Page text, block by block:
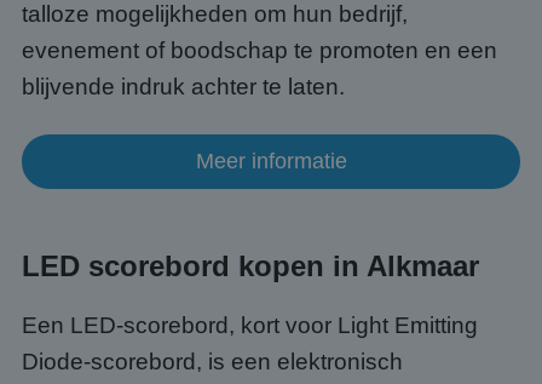
talloze mogelijkheden om hun bedrijf,
evenement of boodschap te promoten en een
blijvende indruk achter te laten.
Meer informatie
LED scorebord kopen in Alkmaar
Een LED-scorebord, kort voor Light Emitting
Diode-scorebord, is een elektronisch